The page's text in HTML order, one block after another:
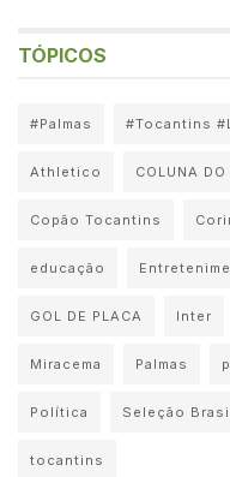
TÓPICOS
#Palmas #Tocantins
Athletico COLUNA DO
Copão Tocantins
educação
GOL DE PLACA Inter
Miracema Palmas
Política Seleção
tocantins